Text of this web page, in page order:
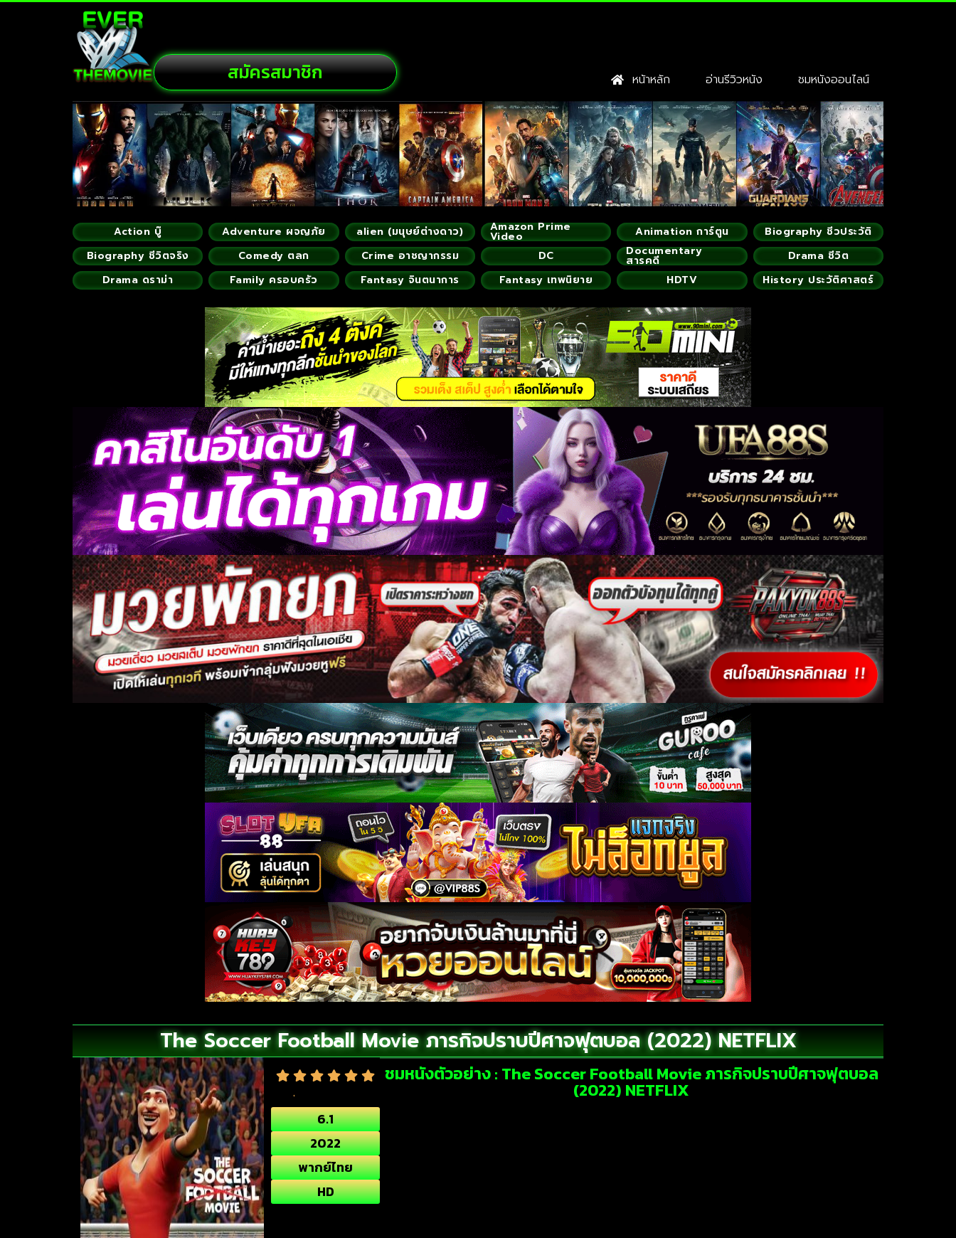
สมัครสมาชิก หน้าหลัก อ่านรีวิวหนัง ชมหนังออนไลน์
Action บู๊ Adventure ผจญภัย alien (มนุษย์ต่างดาว) Amazon Prime
Video Animation การ์ตูน
Biography ชีวประวัติ
Biography ชีวิตจริง
Comedy ตลก Crime อาชญากรรม DC Documentary
สารคดี
Drama ชีวิต
Drama ดราม่า
Family ครอบครัว Fantasy จินตนาการ Fantasy เทพนิยาย HDTV History ประวัติศาสตร์
The Soccer Football Movie ภารกิจปราบปีศาจฟุตบอล (2022) NETFLIX
6.1
2022
พากย์ไทย
HD
ชมหนังตัวอย่าง : The Soccer Football Movie ภารกิจปราบปีศาจฟุตบอล
(2022) NETFLIX